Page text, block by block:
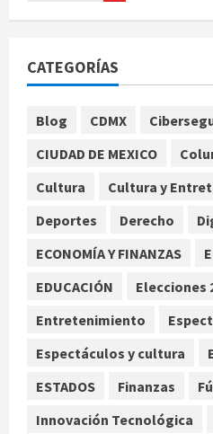
Lotería
centenario
agosto 7,
Desplome
estrella
Estudio en
consumo
CATEGORÍAS
Blog CDMX
CIUDAD DE MEXICO
Cultura
Cultura y
Deportes
Derecho
ECONOMÍA Y FINANZAS
EDUCACIÓN
Elecciones
Entretenimiento
Espectáculos y cultura
ESTADOS
Finanzas
Innovación Tecnológica